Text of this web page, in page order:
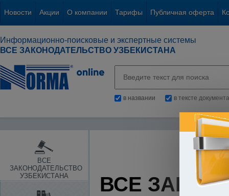
Новости Акции О компании Тарифы Публичная оферта
Информационно-поисковые и экспертные системы
ВСЕ ЗАКОНОДАТЕЛЬСТВО УЗБЕКИСТАНА
в названии в тексте документа
ВСЕ
ЗАКОНОДАТЕЛЬСТВО
УЗБЕКИСТАНА
ВСЕ